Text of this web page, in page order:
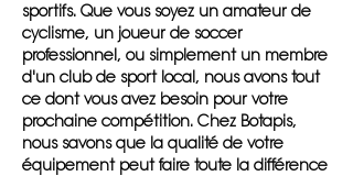
sportifs. Que vous soyez un amateur de
cyclisme, un joueur de soccer
professionnel, ou simplement un membre
d'un club de sport local, nous avons tout
ce dont vous avez besoin pour votre
prochaine compétition. Chez Botapis,
nous savons que la qualité de votre
équipement peut faire toute la différence